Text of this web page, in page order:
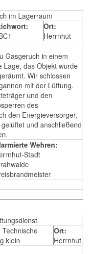
im Lagerraum
Ort:
Herrnhut
Gasgeruch in einem
Lage, das Objekt wurde
Wir schlossen
mit der Lüftung.
und den
des
den Energieversorger,
und anschließend
Wehren:
Stadt
Technische
klein
Ort:
Herrnhut